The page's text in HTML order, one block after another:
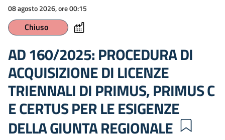
08 agosto 2026, ore 00:15
Chiuso
AD 160/2025: PROCEDURA DI
ACQUISIZIONE DI LICENZE
TRIENNALI DI PRIMUS, PRIMUS C
E CERTUS PER LE ESIGENZE
DELLA GIUNTA REGIONALE